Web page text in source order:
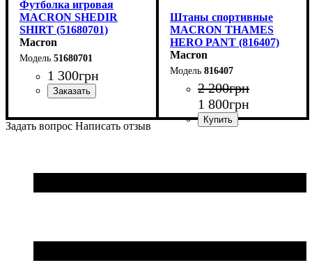
Футболка игровая
MACRON SHEDIR
SHIRT (51680701)
Macron
51680701
1 300грн
Мужской
Штаны спортивные
MACRON THAMES
HERO PANT (816407)
Macron
816407
2 200грн
1 800грн
Задать вопрос Написать отзыв